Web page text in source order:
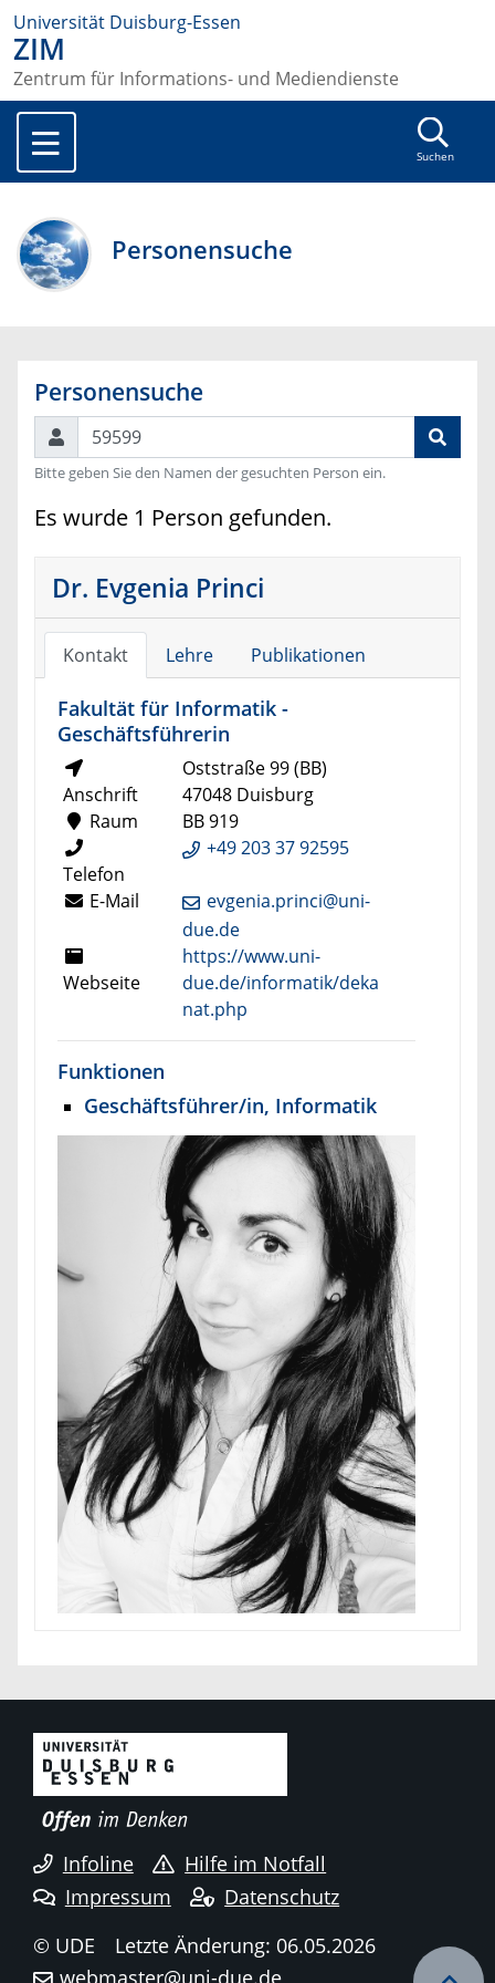
Universität Duisburg-Essen
ZIM
Zentrum für Informations- und Mediendienste
Suchen
Personensuche
Personensuche
Suchen
Bitte geben Sie den Namen der gesuchten Person ein.
Es wurde 1 Person gefunden.
Dr. Evgenia Princi
Kontakt Lehre Publikationen
Fakultät für Informatik -
Geschäftsführerin
Anschrift
Oststraße 99 (BB)
47048 Duisburg
Raum
BB 919
Telefon
+49 203 37 92595
E-Mail
evgenia.princi@uni-
due.de
Webseite
https://www.uni-
due.de/informatik/deka
nat.php
Funktionen
Geschäftsführer/in, Informatik
Infoline
Hilfe im Notfall
Impressum
Datenschutz
© UDE
Letzte Änderung: 06.05.2026
webmaster@uni-due.de